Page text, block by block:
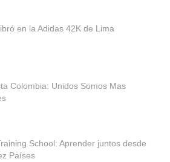
en la Adidas 42K de Lima
Colombia: Unidos Somos Mas
School: Aprender juntos desde
Países